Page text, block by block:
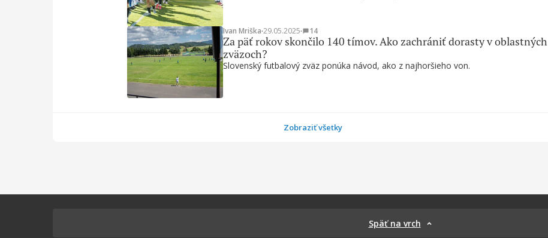
Slovenský futbalový zväz ponúka návod, ako z najhoršieho von.
Za päť rokov skončilo 140 tímov. Ako zachrániť dorasty v oblastných
zväzoch?
Ivan Mriška∙29.05.2025∙ 14
Zobraziť všetky
Späť na vrch